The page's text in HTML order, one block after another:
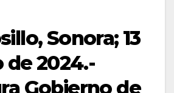
Sonora; 13
de 2024.-
Gobierno de